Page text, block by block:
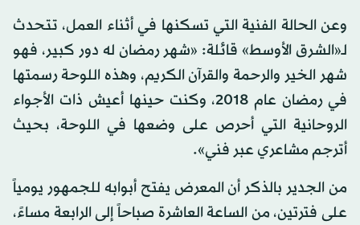
وعن الحالة الفنية التي تسكنها في أثناء العمل، تتحدث
لـ«الشرق الأوسط» قائلة: «شهر رمضان له دور كبير، فهو
شهر الخير والرحمة والقرآن الكريم، وهذه اللوحة رسمتها
في رمضان عام 2018، وكنت حينها أعيش ذات الأجواء
الروحانية التي أحرص على وضعها في اللوحة، بحيث
أترجم مشاعري عبر فني».
من الجدير بالذكر أن المعرض يفتح أبوابه للجمهور يومياً
على فترتين، من الساعة العاشرة صباحاً إلى الرابعة مساءً،